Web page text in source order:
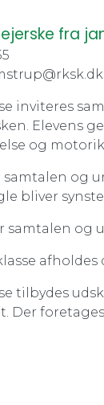
fra
inviteres
Elevens
og
samtalen og
bliver
samtalen og
afholdes
tilbydes
Der